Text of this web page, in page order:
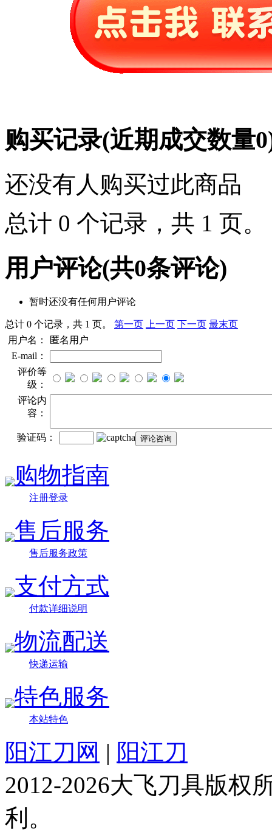
购买记录(近期成交数量0
还没有人购买过此商品
总计 0 个记录，共 1 页。
用户评论(共0条评论)
暂时还没有任何用户评论
总计 0 个记录，共 1 页。 第一页 上一页 下一页 最末页
用户名：
匿名用户
E-mail：
评价等
级：
评论内
容：
验证码：
购物指南
注册登录
售后服务
售后服务政策
支付方式
付款详细说明
物流配送
快递运输
特色服务
本站特色
阳江刀网 | 阳江刀
2012-2026大飞刀具版权
利。